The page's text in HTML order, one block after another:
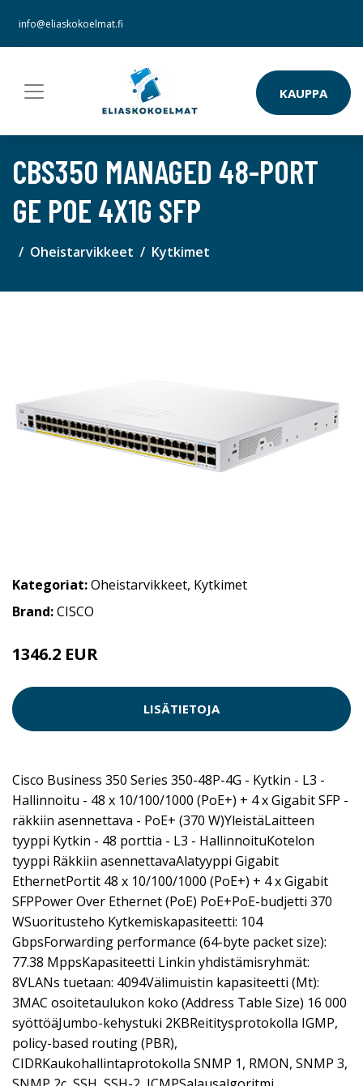
info@eliaskokoelmat.fi
KAUPPA
CBS350 MANAGED 48-PORT
GE POE 4X1G SFP
Oheistarvikkeet Kytkimet
Kategoriat:Oheistarvikkeet, Kytkimet
Brand:CISCO
1346.2 EUR
LISÄTIETOJA
Cisco Business 350 Series 350-48P-4G - Kytkin - L3 -
Hallinnoitu - 48 x 10/100/1000 (PoE+) + 4 x Gigabit SFP -
räkkiin asennettava - PoE+ (370 W)YleistäLaitteen
tyyppi Kytkin - 48 porttia - L3 - HallinnoituKotelon
tyyppi Räkkiin asennettavaAlatyyppi Gigabit
EthernetPortit 48 x 10/100/1000 (PoE+) + 4 x Gigabit
SFPPower Over Ethernet (PoE) PoE+PoE-budjetti 370
WSuoritusteho Kytkemiskapasiteetti: 104
GbpsForwarding performance (64-byte packet size):
77.38 MppsKapasiteetti Linkin yhdistämisryhmät:
8VLANs tuetaan: 4094Välimuistin kapasiteetti (Mt):
3MAC osoitetaulukon koko (Address Table Size) 16 000
syöttöäJumbo-kehystuki 2KBReititysprotokolla IGMP,
policy-based routing (PBR),
CIDRKaukohallintaprotokolla SNMP 1, RMON, SNMP 3,